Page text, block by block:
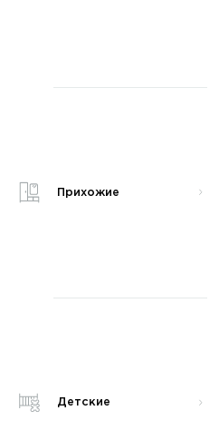
Прихожие
Детские